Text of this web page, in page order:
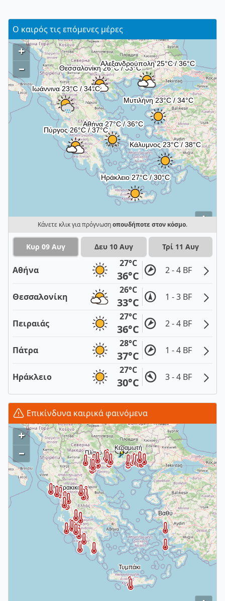
Ο καιρός τις επόμενες μέρες
i
+
–
Κάνετε κλικ για πρόγνωσηοπουδήποτε στον κόσμο.
Κυρ 09 Αυγ Δευ 10 Αυγ Τρί 11 Αυγ
Αθήνα
27°C
36°C 2 - 4 BF
Θεσσαλονίκη
26°C
33°C 1 - 3 BF
Πειραιάς
27°C
36°C 2 - 4 BF
Πάτρα
28°C
37°C 1 - 4 BF
Ηράκλειο
27°C
30°C 3 - 4 BF
Επικίνδυνα καιρικά φαινόμενα
+
–